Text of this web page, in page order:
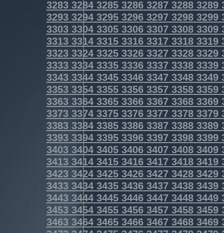
3283328432853286328732883289
3293329432953296329732983299
3303330433053306330733083309
3313331433153316331733183319
3323332433253326332733283329
3333333433353336333733383339
3343334433453346334733483349
3353335433553356335733583359
3363336433653366336733683369
3373337433753376337733783379
3383338433853386338733883389
3393339433953396339733983399
3403340434053406340734083409
3413341434153416341734183419
3423342434253426342734283429
3433343434353436343734383439
3443344434453446344734483449
3453345434553456345734583459
3463346434653466346734683469